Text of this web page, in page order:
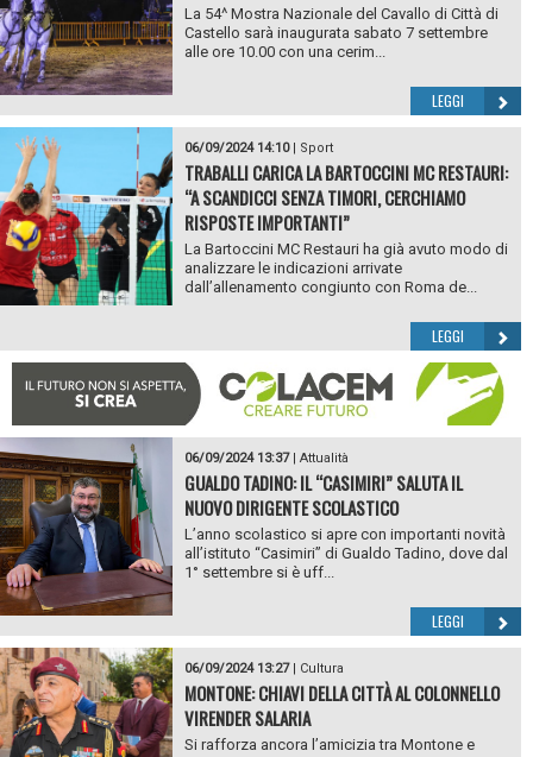
La 54^ Mostra Nazionale del Cavallo di Città di
Castello sarà inaugurata sabato 7 settembre
alle ore 10.00 con una cerim...
LEGGI
06/09/2024 14:10| Sport
TRABALLI CARICA LA BARTOCCINI MC RESTAURI:
“A SCANDICCI SENZA TIMORI, CERCHIAMO
RISPOSTE IMPORTANTI”
La Bartoccini MC Restauri ha già avuto modo di
analizzare le indicazioni arrivate
dall’allenamento congiunto con Roma de...
LEGGI
06/09/2024 13:37| Attualità
GUALDO TADINO: IL “CASIMIRI” SALUTA IL
NUOVO DIRIGENTE SCOLASTICO
L’anno scolastico si apre con importanti novità
all’istituto “Casimiri” di Gualdo Tadino, dove dal
1° settembre si è uff...
LEGGI
06/09/2024 13:27| Cultura
MONTONE: CHIAVI DELLA CITTÀ AL COLONNELLO
VIRENDER SALARIA
Si rafforza ancora l’amicizia tra Montone e